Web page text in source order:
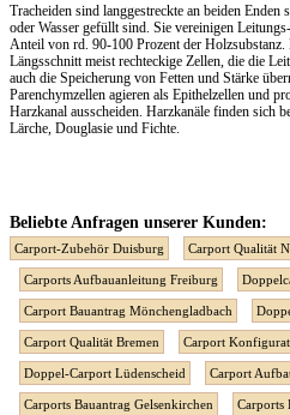
Tracheiden sind langgestreckte an beiden
oder Wasser gefüllt sind. Sie vereinigen
Anteil von rd. 90-100 Prozent der
Längsschnitt meist rechteckige Zellen, die die
auch die Speicherung von Fetten und Stärke
Parenchymzellen agieren als Epithelzellen und
Harzkanal ausscheiden. Harzkanäle finden sich
Lärche, Douglasie und Fichte.
Beliebte Anfragen unserer Kunden:
Carport-Zubehör Duisburg Carport Qualität
Carports Aufbauanleitung Freiburg
Carport Bauantrag Mönchengladbach
Carport Qualität Bremen Carport
Doppel-Carport Lüdenscheid Carport
Carports Bauantrag Gelsenkirchen Carports